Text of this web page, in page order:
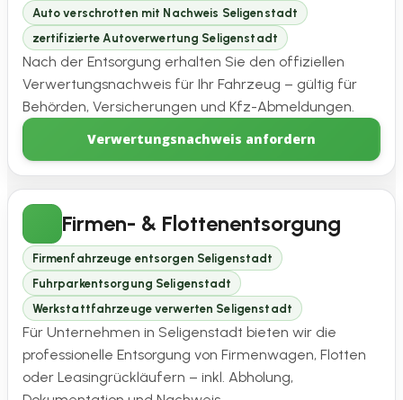
Auto verschrotten mit Nachweis Seligenstadt
zertifizierte Autoverwertung Seligenstadt
Nach der Entsorgung erhalten Sie den offiziellen
Verwertungsnachweis für Ihr Fahrzeug – gültig für
Behörden, Versicherungen und Kfz-Abmeldungen.
Verwertungsnachweis anfordern
Firmen- & Flottenentsorgung
Firmenfahrzeuge entsorgen Seligenstadt
Fuhrparkentsorgung Seligenstadt
Werkstattfahrzeuge verwerten Seligenstadt
Für Unternehmen in Seligenstadt bieten wir die
professionelle Entsorgung von Firmenwagen, Flotten
oder Leasingrückläufern – inkl. Abholung,